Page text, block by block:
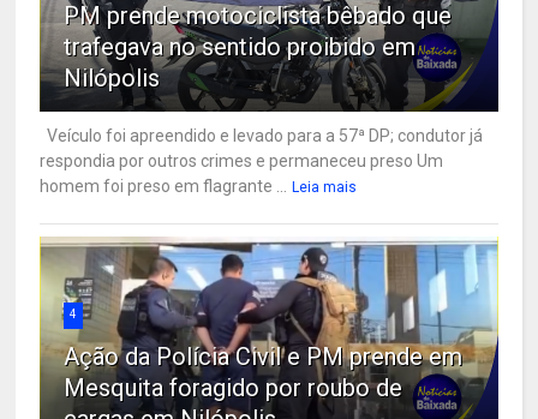
PM prende motociclista bêbado que
trafegava no sentido proibido em
Nilópolis
Veículo foi apreendido e levado para a 57ª DP; condutor já
respondia por outros crimes e permaneceu preso Um
homem foi preso em flagrante ... Leia mais
4
Ação da Polícia Civil e PM prende em
Mesquita foragido por roubo de